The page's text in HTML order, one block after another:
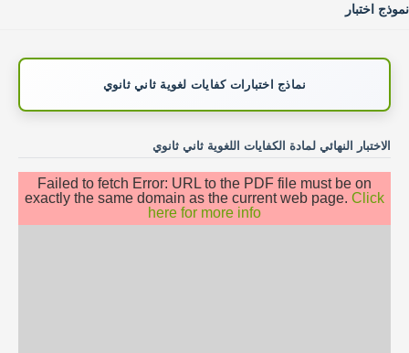
نموذج اختبار
نماذج اختبارات كفايات لغوية ثاني ثانوي
الاختبار النهائي لمادة الكفايات اللغوية ثاني ثانوي
Failed to fetch Error: URL to the PDF file must be on
exactly the same domain as the current web page. Click
here for more info